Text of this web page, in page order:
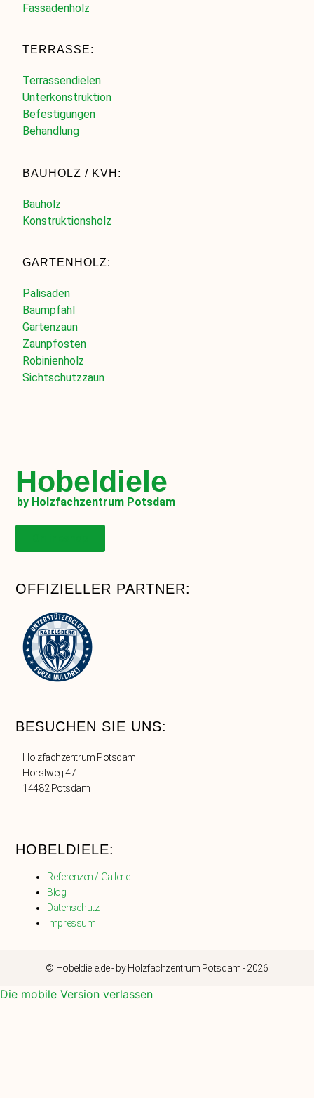
Fassadenholz
TERRASSE:
Terrassendielen
Unterkonstruktion
Befestigungen
Behandlung
BAUHOLZ / KVH:
Bauholz
Konstruktionsholz
GARTENHOLZ:
Palisaden
Baumpfahl
Gartenzaun
Zaunpfosten
Robinienholz
Sichtschutzzaun
Hobeldiele
by Holzfachzentrum Potsdam
OFFIZIELLER PARTNER:
BESUCHEN SIE UNS:
Holzfachzentrum Potsdam
Horstweg 47
14482 Potsdam
HOBELDIELE:
Referenzen / Gallerie
Blog
Datenschutz
Impressum
© Hobeldiele.de - by Holzfachzentrum Potsdam - 2026
Die mobile Version verlassen